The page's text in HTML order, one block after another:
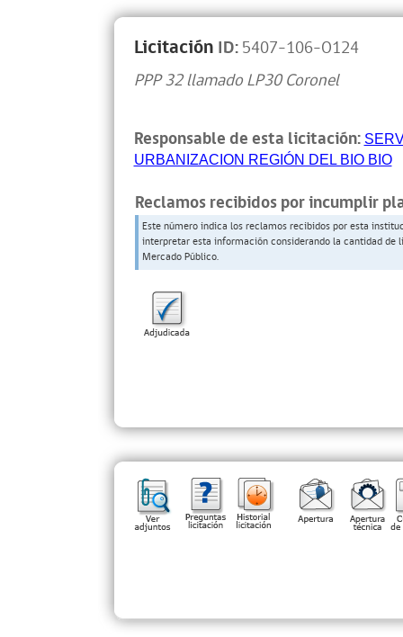
Licitación ID:5407-106-O124
PPP 32 llamado LP30 Coronel
Responsable de esta licitación:
URBANIZACION REGIÓN DEL BIO BIO
Reclamos recibidos por incumplir
Este número indica los reclamos recibidos por esta
interpretar esta información considerando la cantidad
Mercado Público.